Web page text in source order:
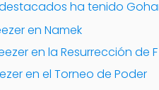
ha tenido
en Namek
en la Resurrección de F
en el Torneo de Poder